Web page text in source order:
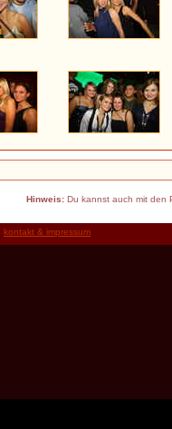
Hinweis:Du kannst auch mit den
kontakt & impressum